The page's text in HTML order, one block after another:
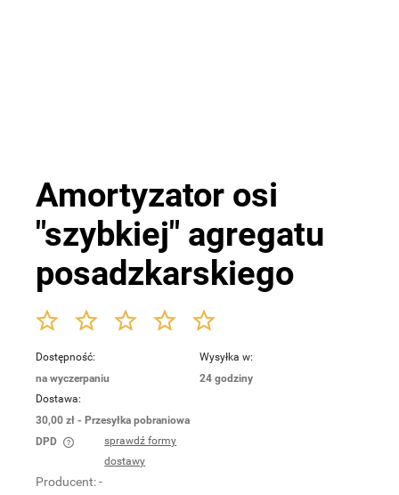
Amortyzator osi
"szybkiej" agregatu
posadzkarskiego
Dostępność:
na wyczerpaniu
Wysyłka w:
24 godziny
Dostawa:
30,00 zł - Przesyłka pobraniowa
DPD
Cena nie zawiera ewentualnych kosztów płatności
sprawdź formy
dostawy
Producent:-